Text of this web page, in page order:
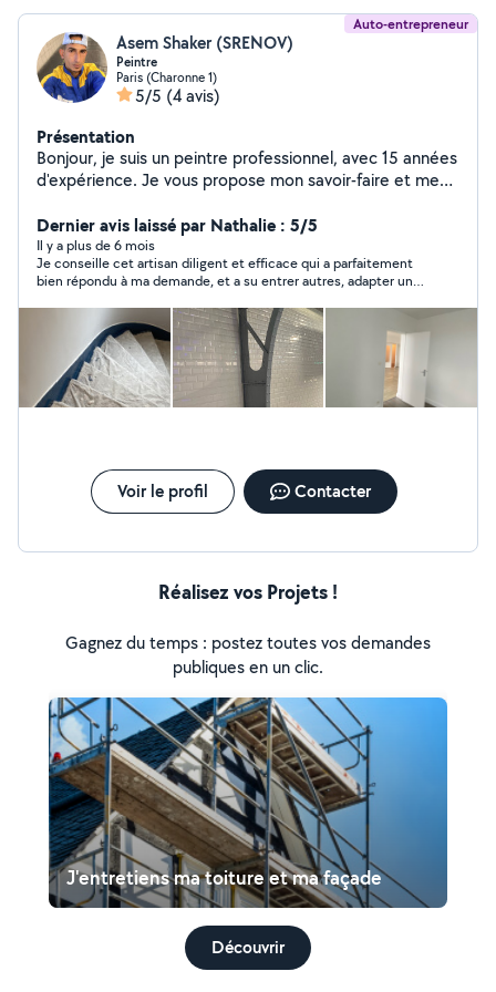
Auto-entrepreneur
Asem Shaker (SRENOV)
Peintre
Paris (Charonne 1)
5/5 (4 avis)
Présentation
Bonjour, je suis un peintre professionnel, avec 15 années
d'expérience. Je vous propose mon savoir-faire et mes
carrelage, faux- plafond, plomberie, etc. Je suis à votre
disposition. Contactez avec grand plaisir pour un
premier échange.
Dernier avis laissé par Nathalie : 5/5
Il y a plus de 6 mois
Je conseille cet artisan diligent et efficace qui a parfaitement
bien répondu à ma demande, et a su entrer autres, adapter une
Voir le profil Contacter
Réalisez vos Projets !
Gagnez du temps : postez toutes vos demandes
publiques en un clic.
J'entretiens ma toiture et ma façade
Découvrir